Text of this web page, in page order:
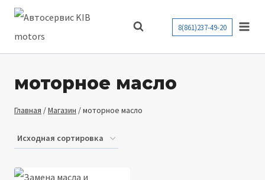
Перейти
8(861)237-49-20
моторное масло
Главная /Магазин /моторное масло